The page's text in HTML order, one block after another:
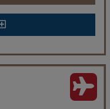
****